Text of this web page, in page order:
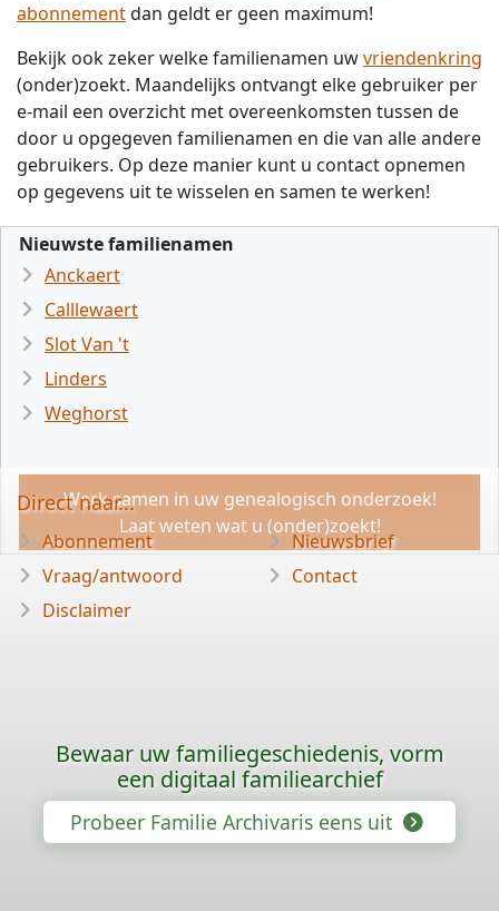
abonnementdan geldt er geen maximum!
Bekijk ook zeker welke familienamen uwvriendenkring
(onder)zoekt. Maandelijks ontvangt elke gebruiker per
e-mail een overzicht met overeenkomsten tussen de
door u opgegeven familienamen en die van alle andere
gebruikers. Op deze manier kunt u contact opnemen
op gegevens uit te wisselen en samen te werken!
Nieuwste familienamen
Anckaert
Calllewaert
Slot Van 't
Linders
Weghorst
Werk samen in uw genealogisch onderzoek!
Laat weten wat u (onder)zoekt!
Direct naar...
Abonnement
Vraag/antwoord
Disclaimer
Nieuwsbrief
Contact
Bewaar uw familiegeschiedenis, vorm
een digitaal familiearchief
Probeer Familie Archivaris eens uit